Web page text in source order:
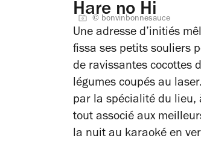
Hare no Hi
© bonvinbonnesauce
Une adresse d’initiés
fissa ses petits souliers
de ravissantes cocottes
légumes coupés au
par la spécialité du lieu,
tout associé aux
la nuit au karaoké en